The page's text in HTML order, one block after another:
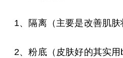
1、隔离（主要是改善肌肤
2、粉底（皮肤好的其实用